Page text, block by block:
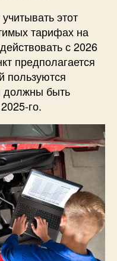
этот
тарифах на
с 2026
предполагается
пользуются
быть
го.